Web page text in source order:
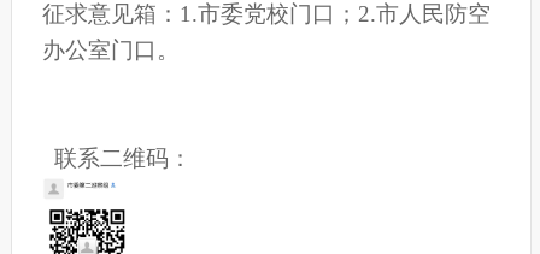
征求意见箱：1.市委党校门口；2.市人民防空
办公室门口。
联系二维码：